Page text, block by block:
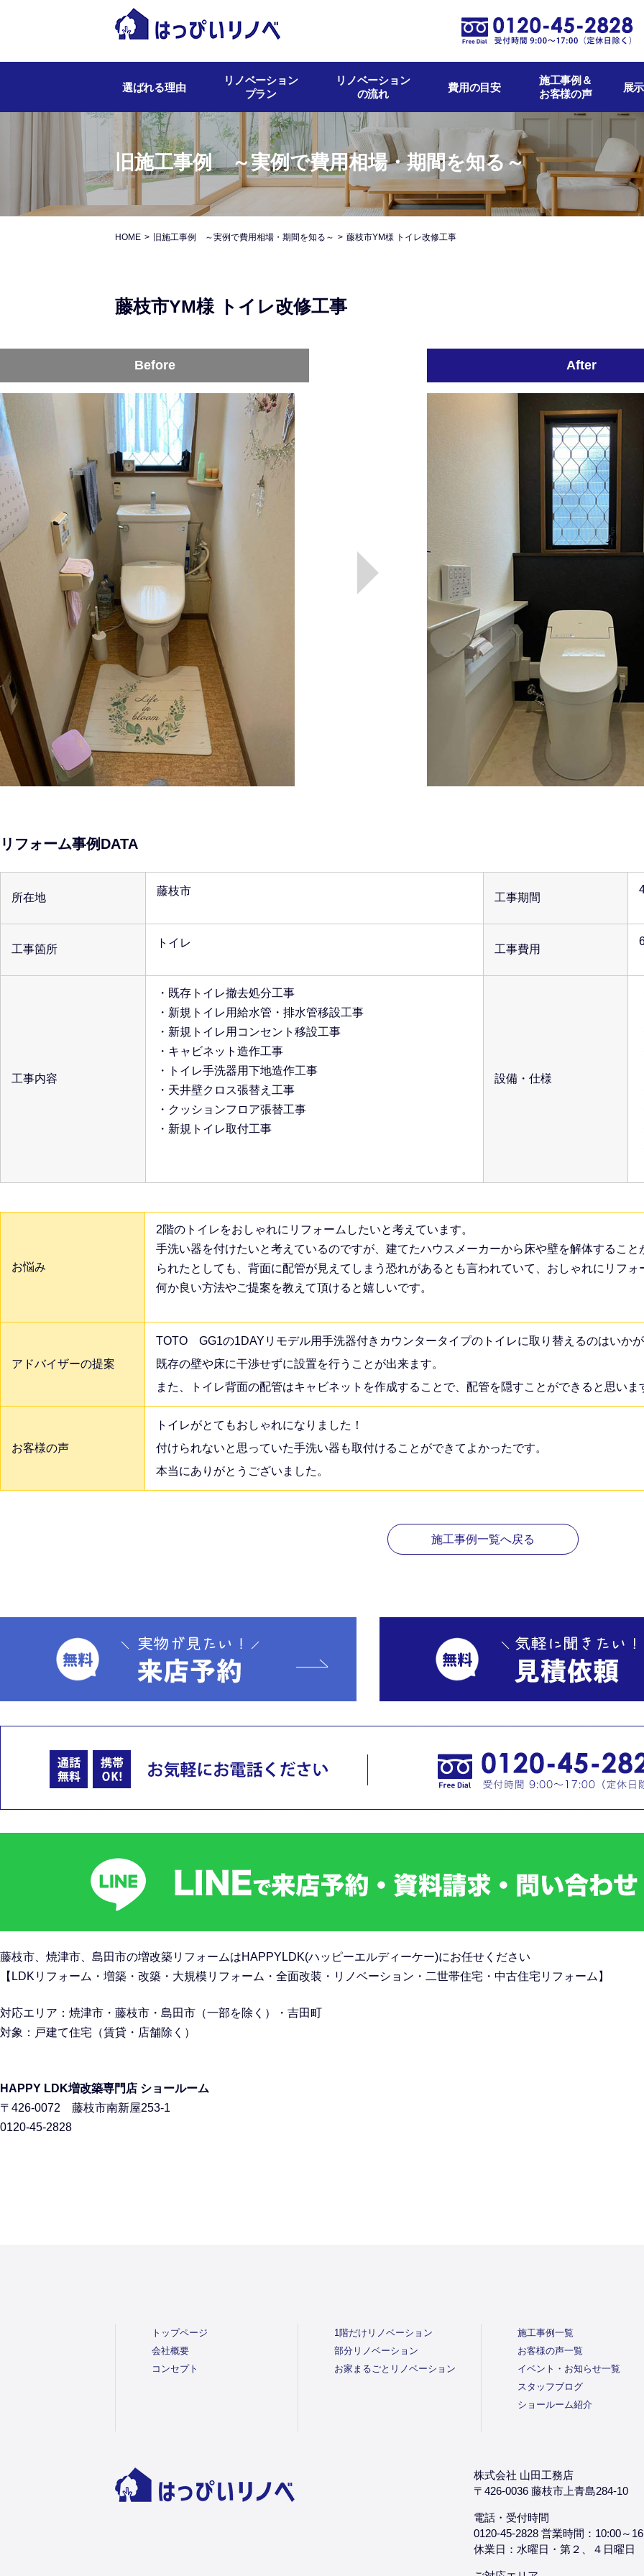
選ばれる理由
リノベーション
プラン
リノベーション
の流れ
費用の目安
施工事例＆
お客様の声
展
旧施工事例 ～実例で費用相場・期間を知る～
HOME 旧施工事例 ～実例で費用相場・期間を知る～ 藤枝市YM様 トイレ改修工事
藤枝市YM様 トイレ改修工事
Before After
リフォーム事例DATA
所在地
藤枝市
工事期間
工事箇所
トイレ
工事費用
工事内容
・既存トイレ撤去処分工事
・新規トイレ用給水管・排水管移設工事
・新規トイレ用コンセント移設工事
・キャビネット造作工事
・トイレ手洗器用下地造作工事
・天井壁クロス張替え工事
・クッションフロア張替工事
・新規トイレ取付工事
設備・仕様
お悩み
2階のトイレをおしゃれにリフォームしたいと考えています。
手洗い器を付けたいと考えているのですが、建てたハウスメーカーから床や壁を解体するこ
られたとしても、背面に配管が見えてしまう恐れがあるとも言われていて、おしゃれにリフ
何か良い方法やご提案を教えて頂けると嬉しいです。
アドバイザーの提案
TOTO GG1の1DAYリモデル用手洗器付きカウンタータイプのトイレに取り替えるのはいかが
既存の壁や床に干渉せずに設置を行うことが出来ます。
また、トイレ背面の配管はキャビネットを作成することで、配管を隠すことができると思いま
お客様の声
トイレがとてもおしゃれになりました！
付けられないと思っていた手洗い器も取付けることができてよかったです。
本当にありがとうございました。
施工事例一覧へ戻る
藤枝市、焼津市、島田市の増改築リフォームはHAPPYLDK(ハッピーエルディーケー)にお任せください
【LDKリフォーム・増築・改築・大規模リフォーム・全面改装・ リノベーション・二世帯住宅・中古住宅リフォーム】
対応エリア：焼津市・藤枝市・島田市（一部を除く）・吉田町
対象：戸建て住宅 （賃貸・店舗除く）
HAPPY LDK増改築専門店 ショールーム
〒426-0072 藤枝市南新屋253-1
0120-45-2828
トップページ
会社概要
コンセプト
1階だけリノベーション
部分リノベーション
お家まるごとリノベーション
施工事例一覧
お客様の声一覧
イベント・お知らせ一覧
スタッフブログ
ショールーム紹介
株式会社 山田工務店
〒426-0036 藤枝市上青島284-10
電話・受付時間
0120-45-2828 営業時間：10:00～
休業日：水曜日・第２、４日曜日